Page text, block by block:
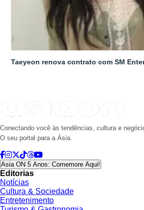
Taeyeon renova contrato com SM
Conectando você às tendências, cultura e
O seu portal para a Ásia.
Asia ON 5 Anos: Comemore Aqui!
Editorias
Notícias
Cultura & Sociedade
Entretenimento